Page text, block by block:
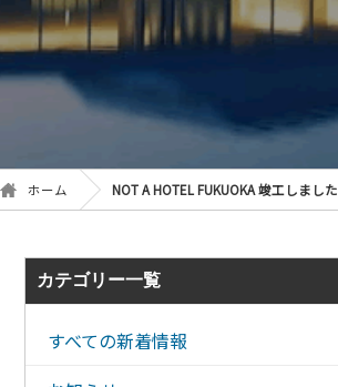
ホーム NOT A HOTEL FUKUOKA 竣工しました
カテゴリー一覧
すべての新着情報